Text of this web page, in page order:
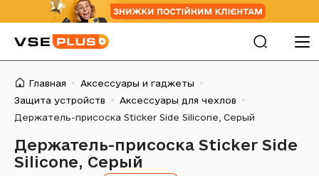
Главная
Аксессуары и гаджеты
Защита устройств
Аксессуары для чехлов
Держатель-присоска Sticker Side Silicone, Серый
Держатель-присоска Sticker Side
Silicone, Серый